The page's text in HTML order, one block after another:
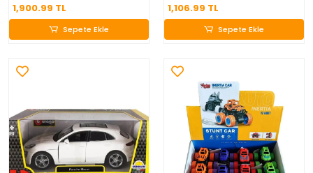
1,900.99 TLSepete Ekle
Sepete Ekle
1,106.99 TLSepete Ekle
Sepete Ekle